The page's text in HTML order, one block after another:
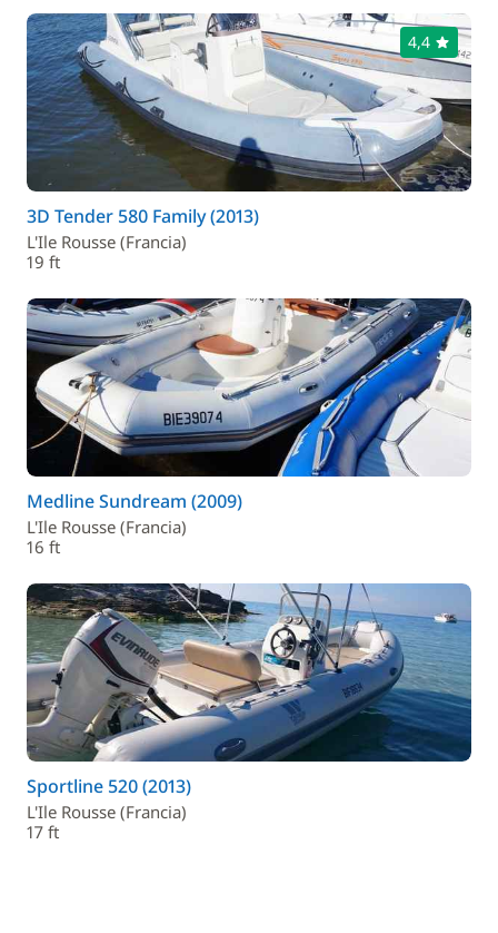
4,4
3D Tender 580 Family (2013)
L'Ile Rousse (Francia)
19 ft
Medline Sundream (2009)
L'Ile Rousse (Francia)
16 ft
Sportline 520 (2013)
L'Ile Rousse (Francia)
17 ft